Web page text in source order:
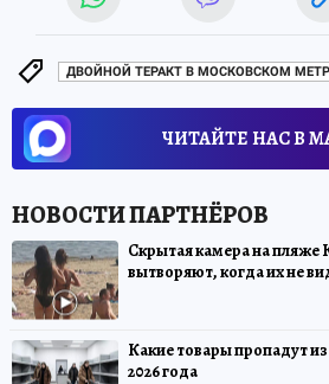
ДВОЙНОЙ ТЕРАКТ В МОСКОВСКОМ
ЧИТАЙТЕ НАС В
Скрытая камера на
вытворяют, когда их не
Какие товары пропадут из
2026 года